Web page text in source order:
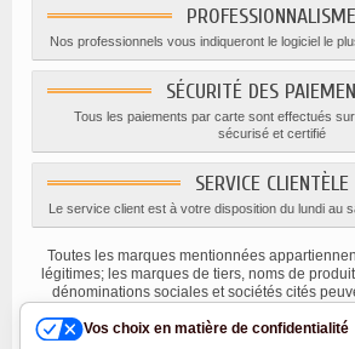
PROFESSIONNALISME
Nos professionnels vous indiqueront le logiciel le
SÉCURITÉ DES
Tous les paiements par carte sont effectués
sécurisé et certifié
SERVICE CLIENTÈLE
Le service client est à votre disposition du lundi au
Toutes les marques mentionnées
légitimes; les marques de tiers, noms de
dénominations sociales et sociétés cités
d'autres sociétés, et ont été utilisés à des fins
Vos choix en matière de confidentialité